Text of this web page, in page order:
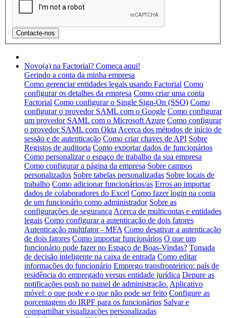
Novo(a) na Factorial? Começa aqui!
Gerindo a conta da minha empresa
Como gerenciar entidades legais usando Factorial Como
configurar os detalhes da empresa Como criar uma conta
Factorial Como configurar o Single Sign-On (SSO) Como
configurar o provedor SAML com o Google Como configurar
um provedor SAML com o Microsoft Azure Como configurar
o provedor SAML com Okta Acerca dos métodos de início de
sessão e de autenticação Como criar chaves de API Sobre
Registos de auditoria Como exportar dados de funcionários
Como personalizar o espaço de trabalho da sua empresa
Como configurar a página da empresa Sobre campos
personalizados Sobre tabelas personalizadas Sobre locais de
trabalho Como adicionar funcionários/as Erros ao importar
dados de colaboradores do Excel Como fazer login na conta
de um funcionário como administrador Sobre as
configurações de segurança Acerca de multicontas e entidades
legais Como configurar a autenticação de dois fatores
Autenticação multifator - MFA Como desativar a autenticação
de dois fatores Como importar funcionários O que um
funcionário pode fazer no Espaço de Boas-Vindas? Tomada
de decisão inteligente na caixa de entrada Como editar
informações do funcionário Emprego transfronteiriço: país de
residência do empregado versus entidade jurídica Depure as
notificações push no painel de administração. Aplicativo
móvel: o que pode e o que não pode ser feito Configure as
porcentagens do IRPF para os funcionários Salvar e
compartilhar visualizações personalizadas